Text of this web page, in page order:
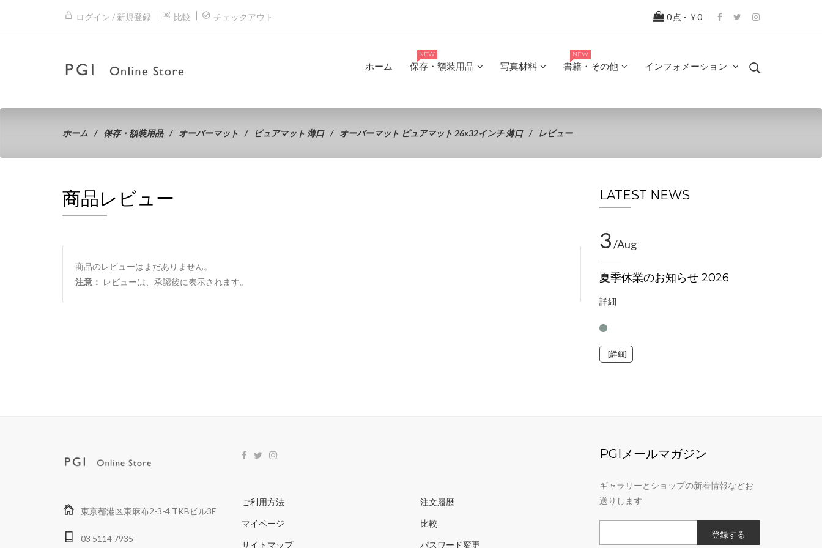
ログイン / 新規登録 比較 チェックアウト 0 点 - ￥0
ホーム 保存・額装用品
NEW
写真材料 書籍・その他
NEW
インフォメーション
ホーム 保存・額装用品 オーバーマット ピュアマット 薄口 オーバーマット ピュアマット 26x32インチ 薄口 レビュー
商品レビュー
商品のレビューはまだありません。
注意： レビューは、承認後に表示されます。
LATEST NEWS
3/Aug
夏季休業のお知らせ 2026
詳細
[詳細]
東京都港区東麻布2-3-4 TKBビル3F
03 5114 7935
ご利用方法
マイページ
サイトマップ
注文履歴
比較
パスワード変更
PGIメールマガジン
ギャラリーとショップの新着情報などお
送りします